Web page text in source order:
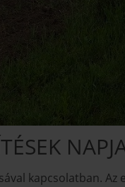
kapcsolatban. Az